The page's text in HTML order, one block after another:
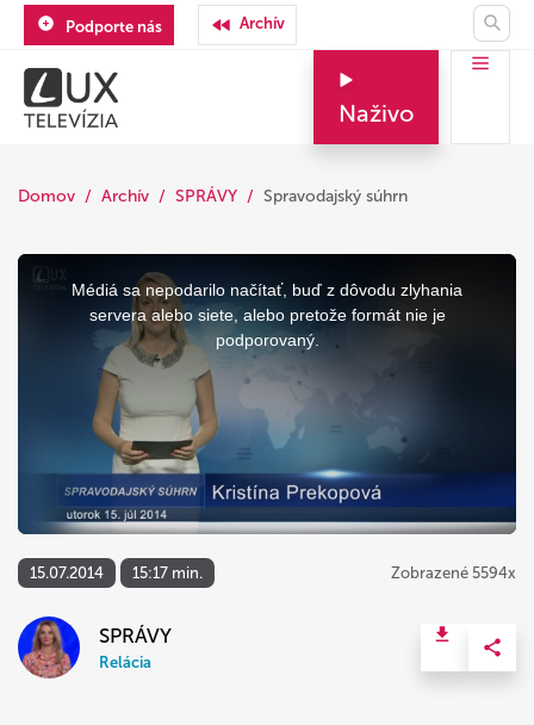
Podporte nás Archív
Naživo
Domov Archív SPRÁVY Spravodajský súhrn
This
Médiá sa nepodarilo načítať, buď z dôvodu zlyhania
servera alebo siete, alebo pretože formát nie je
podporovaný.
15.07.2014 15:17 min. Zobrazené 5594x
SPRÁVY
Relácia